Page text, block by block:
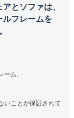
とソファは、
フレームを
ム、
いことが保証されて